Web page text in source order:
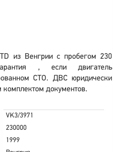
из Венгрии с пробегом 230
, если двигатель
СТО. ДВС юридически
комплектом документов.
VK3/3971
230000
1999